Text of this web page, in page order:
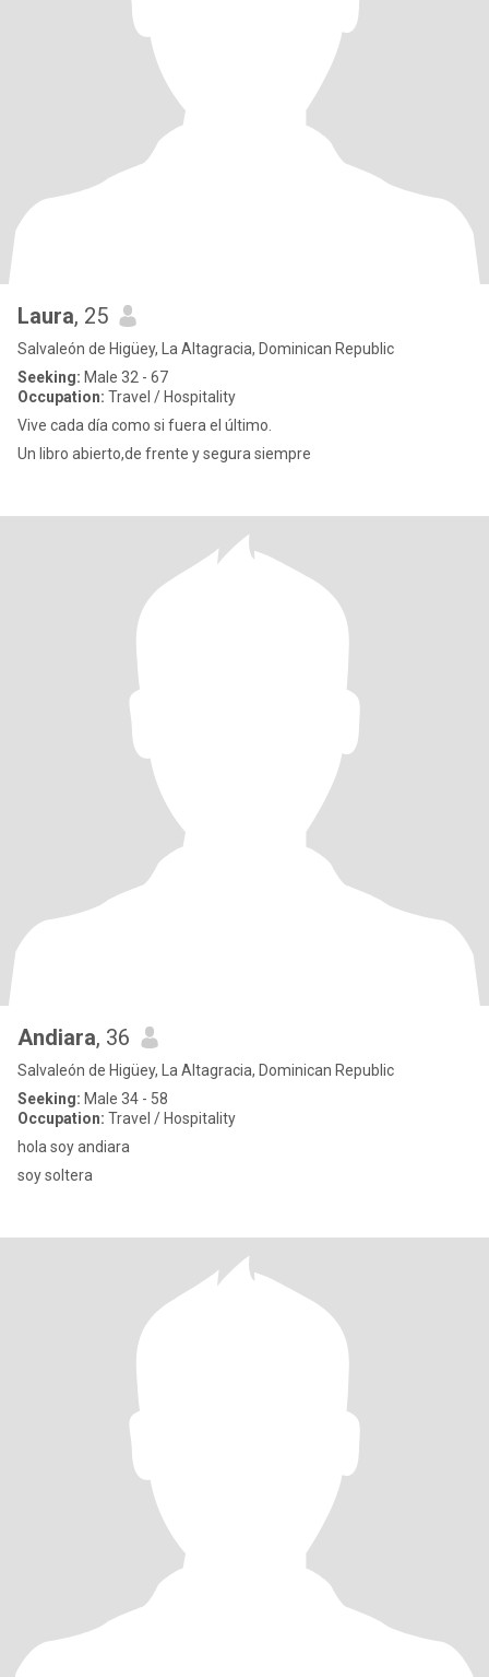
Laura, 25
Salvaleón de Higüey, La Altagracia, Dominican Republic
Seeking: Male 32 - 67
Occupation: Travel / Hospitality
Vive cada día como si fuera el último.
Un libro abierto,de frente y segura siempre
Andiara, 36
Salvaleón de Higüey, La Altagracia, Dominican Republic
Seeking: Male 34 - 58
Occupation: Travel / Hospitality
hola soy andiara
soy soltera